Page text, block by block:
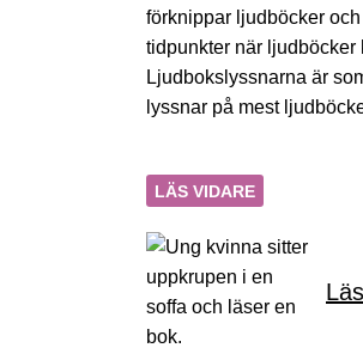
förknippar ljudböcker
tidpunkter när ljudböcker
Ljudbokslyssnarna är
lyssnar på mest
LÄS VIDARE